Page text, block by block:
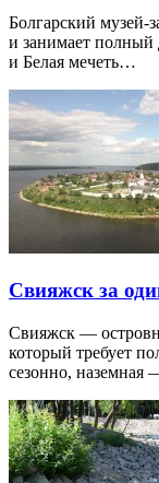
Болгарский музей-
и занимает полный
и Белая мечеть…
Свияжск за
Свияжск —
который требует
сезонно,